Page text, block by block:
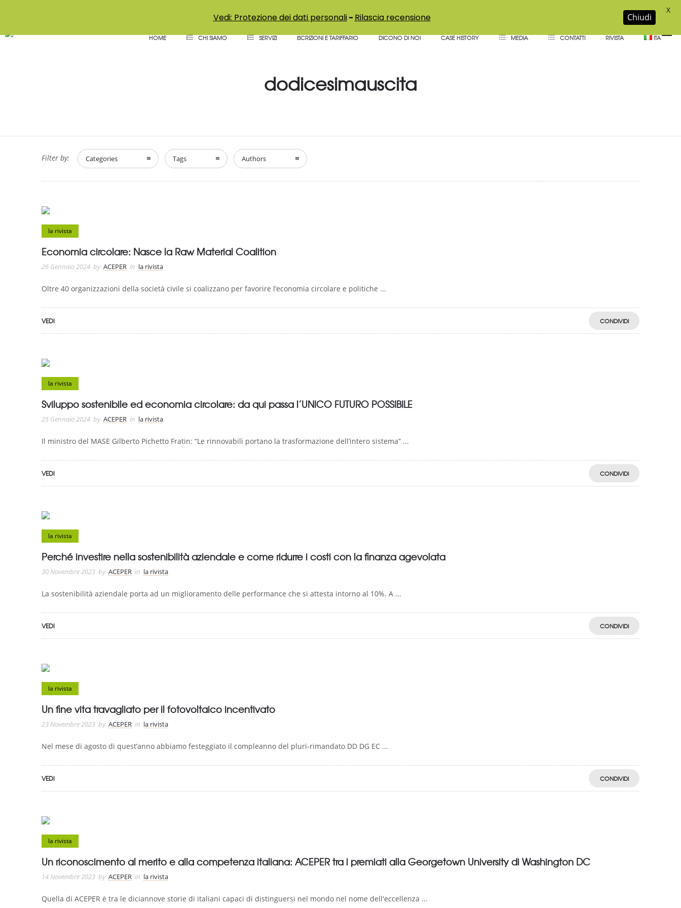
HOME CHI SIAMO SERVIZI ISCRIZIONI E TARIFFARIO DICONO DI NOI CASE HISTORY MEDIA CONTATTI RIVISTA ITA
dodicesimauscita
Filter by: Categories Tags Authors
la rivista
Economia circolare: Nasce la Raw Material Coalition
26 Gennaio 2024 by ACEPER in la rivista
Oltre 40 organizzazioni della società civile si coalizzano per favorire l’economia circolare e politiche ...
VEDI CONDIVIDI
la rivista
Sviluppo sostenibile ed economia circolare: da qui passa l’UNICO FUTURO POSSIBILE
25 Gennaio 2024 by ACEPER in la rivista
Il ministro del MASE Gilberto Pichetto Fratin: “Le rinnovabili portano la trasformazione dell’intero sistema” ...
VEDI CONDIVIDI
la rivista
Perché investire nella sostenibilità aziendale e come ridurre i costi con la finanza agevolata
30 Novembre 2023 by ACEPER in la rivista
La sostenibilità aziendale porta ad un miglioramento delle performance che si attesta intorno al 10%. A ...
VEDI CONDIVIDI
la rivista
Un fine vita travagliato per il fotovoltaico incentivato
23 Novembre 2023 by ACEPER in la rivista
Nel mese di agosto di quest’anno abbiamo festeggiato il compleanno del pluri-rimandato DD DG EC ...
VEDI CONDIVIDI
la rivista
Un riconoscimento al merito e alla competenza italiana: ACEPER tra i premiati alla Georgetown University di Washington DC
14 Novembre 2023 by ACEPER in la rivista
Quella di ACEPER è tra le diciannove storie di italiani capaci di distinguersi nel mondo nel nome dell'eccellenza ...
Vedi: Protezione dei dati personali- Rilascia recensione Chiudi
X